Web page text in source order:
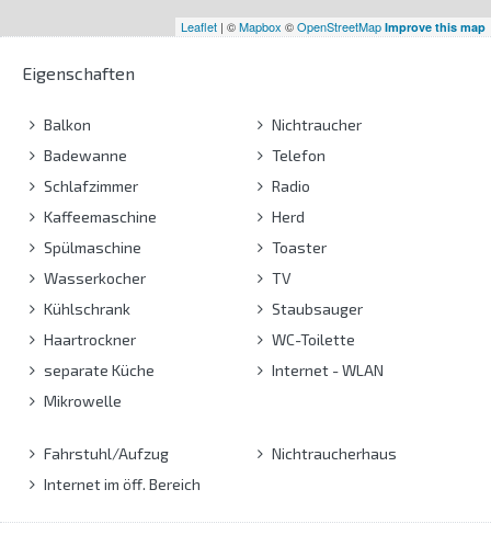
Leaflet | ©Mapbox ©OpenStreetMap Improve this map
Eigenschaften
Balkon
Badewanne
Schlafzimmer
Kaffeemaschine
Spülmaschine
Wasserkocher
Kühlschrank
Haartrockner
separate Küche
Mikrowelle
Nichtraucher
Telefon
Radio
Herd
Toaster
TV
Staubsauger
WC-Toilette
Internet - WLAN
Fahrstuhl/Aufzug
Internet im öff. Bereich
Nichtraucherhaus